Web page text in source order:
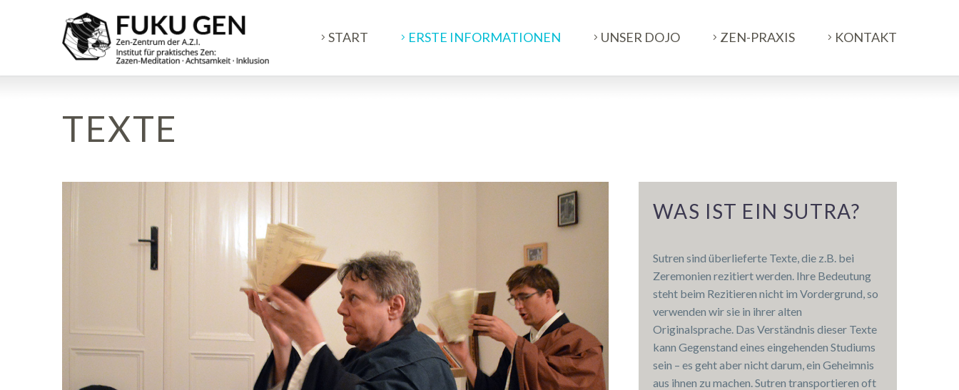
START ERSTE INFORMATIONEN UNSER DOJO ZEN-PRAXIS KONTAKT
TEXTE
WAS IST EIN SUTRA?
Sutren sind überlieferte Texte, die z.B. bei
Zeremonien rezitiert werden. Ihre Bedeutung
steht beim Rezitieren nicht im Vordergrund, so
verwenden wir sie in ihrer alten
Originalsprache. Das Verständnis dieser Texte
kann Gegenstand eines eingehenden Studiums
sein – es geht aber nicht darum, ein Geheimnis
aus ihnen zu machen. Sutren transportieren oft